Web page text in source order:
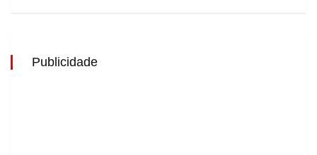
Publicidade